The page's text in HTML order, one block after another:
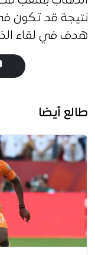
نتيجة قد تكون
هدف في لقاء
طالع أيضا